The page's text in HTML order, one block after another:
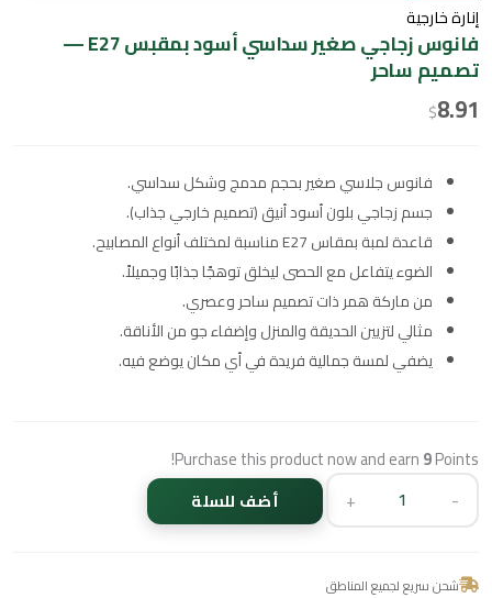
إنارة خارجية
فانوس زجاجي صغير سداسي أسود بمقبس E27 —
تصميم ساحر
$8.91
فانوس جلاسي صغير بحجم مدمج وشكل سداسي.
جسم زجاجي بلون أسود أنيق (تصميم خارجي جذاب).
قاعدة لمبة بمقاس E27 مناسبة لمختلف أنواع المصابيح.
الضوء يتفاعل مع الحصى ليخلق توهجًا جذابًا وجميلاً.
من ماركة همر ذات تصميم ساحر وعصري.
مثالي لتزيين الحديقة والمنزل وإضفاء جو من الأناقة.
يضفي لمسة جمالية فريدة في أي مكان يوضع فيه.
Purchase this product now and earn9Points!
-
+ أضف للسلة
شحن سريع لجميع المناطق